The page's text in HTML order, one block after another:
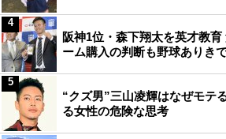
阪神1位・森下翔太を英才教
ーム購入の判断も野球ありき
4
“クズ男”三山凌輝はなぜモテ
る女性の危険な思考
5